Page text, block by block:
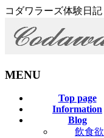
コダワラーズ体験日記
MENU
Top page
Information
Blog
飲食欲